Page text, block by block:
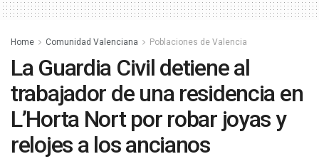
Home Comunidad Valenciana Poblaciones de Valencia
La Guardia Civil detiene al
trabajador de una residencia en
L’Horta Nort por robar joyas y
relojes a los ancianos